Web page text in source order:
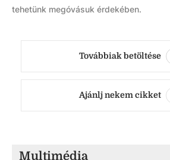
tehetünk megóvásuk érdekében.
Továbbiak betöltése
Ajánlj nekem cikket
Multimédia